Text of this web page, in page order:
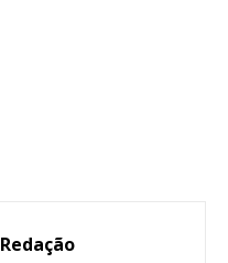
Redação